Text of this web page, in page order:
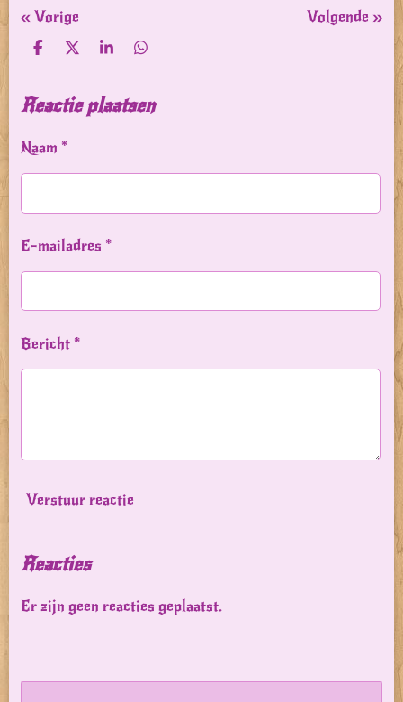
«Vorige Volgende »
D
e
n
D
l
S
r
e
D
e
n
Reactie plaatsen
Naam *
E-mailadres *
Bericht *
Verstuur reactie
Reacties
Er zijn geen reacties geplaatst.